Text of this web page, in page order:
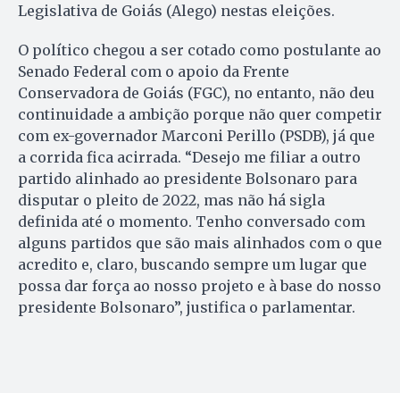
Legislativa de Goiás (Alego) nestas eleições.
O político chegou a ser cotado como postulante ao
Senado Federal com o apoio da Frente
Conservadora de Goiás (FGC), no entanto, não deu
continuidade a ambição porque não quer competir
com ex-governador Marconi Perillo (PSDB), já que
a corrida fica acirrada. “Desejo me filiar a outro
partido alinhado ao presidente Bolsonaro para
disputar o pleito de 2022, mas não há sigla
definida até o momento. Tenho conversado com
alguns partidos que são mais alinhados com o que
acredito e, claro, buscando sempre um lugar que
possa dar força ao nosso projeto e à base do nosso
presidente Bolsonaro”, justifica o parlamentar.